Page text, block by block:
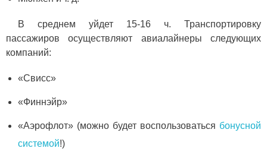
В среднем уйдет 15-16 ч. Транспортировку
пассажиров осуществляют авиалайнеры следующих
компаний:
«Свисс»
«Финнэйр»
«Аэрофлот» (можно будет воспользоваться бонусной
системой!)